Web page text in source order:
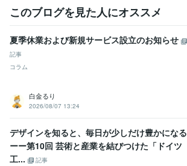
このブログを見た人にオススメ
夏季休業および新規サービス設立のお知らせ
記事
コラム
白金るり
2026/08/07 13:24
デザインを知ると、毎日が少しだけ豊かになる
ーー第10回 芸術と産業を結びつけた「ドイツ
工...
記事